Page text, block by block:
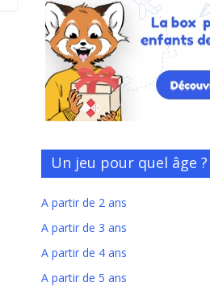
Un jeu pour quel âge ?
A partir de 2 ans
A partir de 3 ans
A partir de 4 ans
A partir de 5 ans